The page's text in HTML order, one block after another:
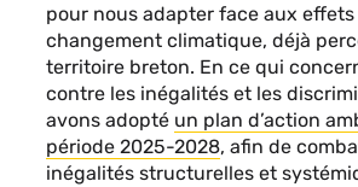
pour nous adapter face aux effets
changement climatique, déjà
territoire breton. En ce qui
contre les inégalités et les
avons adopté un plan d’action
période 2025-2028, afin de
inégalités structurelles et